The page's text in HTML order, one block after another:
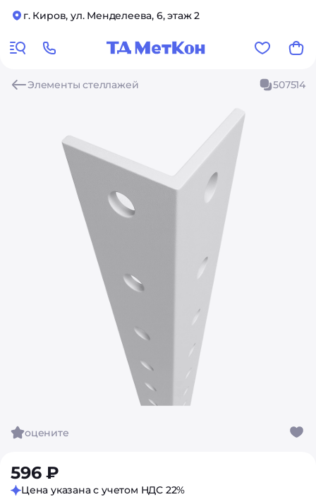
г. Киров, ул. Менделеева, 6, этаж 2
Элементы стеллажей 507514
оцените
596 ₽
Цена указана с учетом НДС 22%